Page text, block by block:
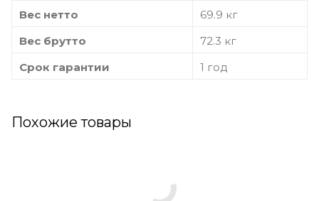
Вес нетто
69.9 кг
Вес брутто
72.3 кг
Срок гарантии
1 год
Похожие товары